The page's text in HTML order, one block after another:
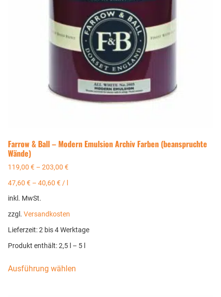
Farrow & Ball – Modern Emulsion Archiv Farben (beanspruchte
Wände)
119,00 € – 203,00 €
47,60 € – 40,60 € /
inkl. MwSt.
zzgl. Versandkosten
Lieferzeit:2 bis 4 Werktage
Produkt enthält: 2,5 – 5
Ausführung wählen